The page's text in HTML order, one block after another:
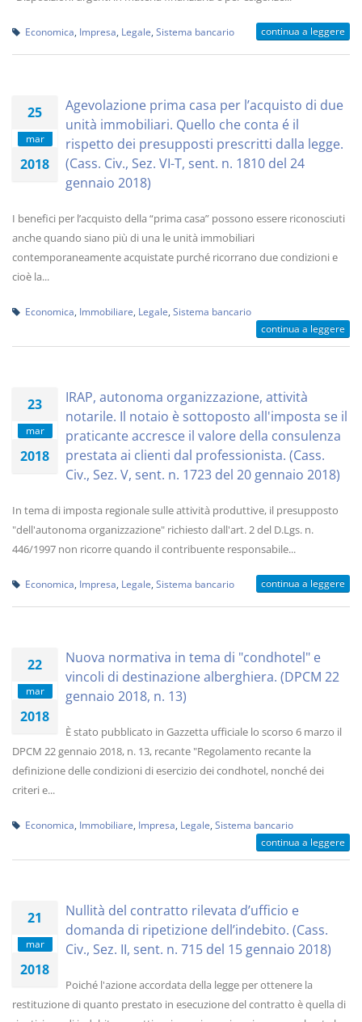
Economica Impresa Legale Sistema bancario continua a leggere
25
mar
2018
Agevolazione prima casa per l’acquisto di due
unità immobiliari. Quello che conta é il
rispetto dei presupposti prescritti dalla legge.
(Cass. Civ., Sez. VI-T, sent. n. 1810 del 24
gennaio 2018)
I benefici per l’acquisto della “prima casa” possono essere riconosciuti
anche quando siano più di una le unità immobiliari
contemporaneamente acquistate purché ricorrano due condizioni e
cioè la...
Economica Immobiliare Legale Sistema bancario
continua a leggere
23
mar
2018
IRAP, autonoma organizzazione, attività
notarile. Il notaio è sottoposto all'imposta se il
praticante accresce il valore della consulenza
prestata ai clienti dal professionista. (Cass.
Civ., Sez. V, sent. n. 1723 del 20 gennaio 2018)
In tema di imposta regionale sulle attività produttive, il presupposto
"dell'autonoma organizzazione" richiesto dall'art. 2 del D.Lgs. n.
446/1997 non ricorre quando il contribuente responsabile...
Economica Impresa Legale Sistema bancario continua a leggere
22
mar
2018
Nuova normativa in tema di "condhotel" e
vincoli di destinazione alberghiera. (DPCM 22
gennaio 2018, n. 13)
È stato pubblicato in Gazzetta ufficiale lo scorso 6 marzo il
DPCM 22 gennaio 2018, n. 13, recante "Regolamento recante la
definizione delle condizioni di esercizio dei condhotel, nonché dei
criteri e...
Economica Immobiliare Impresa Legale Sistema bancario
continua a leggere
21
mar
2018
Nullità del contratto rilevata d’ufficio e
domanda di ripetizione dell’indebito. (Cass.
Civ., Sez. II, sent. n. 715 del 15 gennaio 2018)
Poiché l'azione accordata della legge per ottenere la
restituzione di quanto prestato in esecuzione del contratto è quella di